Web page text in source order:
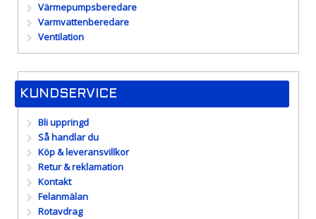
Värmepumpsberedare
Varmvattenberedare
Ventilation
KUNDSERVICE
Bli uppringd
Så handlar du
Köp & leveransvillkor
Retur & reklamation
Kontakt
Felanmälan
Rotavdrag